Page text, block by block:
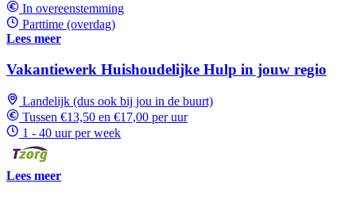
In overeenstemming
Parttime (overdag)
Lees meer
Vakantiewerk Huishoudelijke Hulp in jouw regio
Landelijk (dus ook bij jou in de buurt)
Tussen €13,50 en €17,00 per uur
1 - 40 uur per week
Lees meer